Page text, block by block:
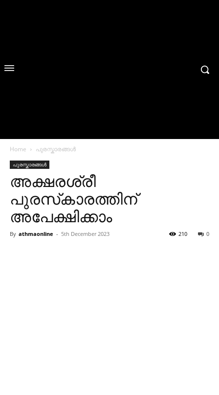
Home പുരസ്കാരങ്ങൾ
പുരസ്കാരങ്ങൾ
അക്ഷരശ്രീ
പുരസ്‌കാരത്തിന്
അപേക്ഷിക്കാം
By athmaonline - 5th December 2023 0
210